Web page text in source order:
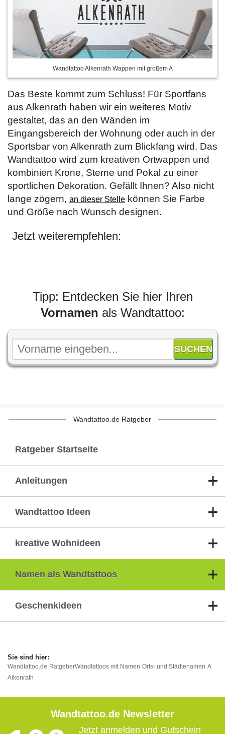
Wandtattoo Alkenrath Wappen mit großem A
Das Beste kommt zum Schluss! Für Sportfans
aus Alkenrath haben wir ein weiteres Motiv
gestaltet, das an den Wänden im
Eingangsbereich der Wohnung oder auch in der
Sportsbar von Alkenrath zum Blickfang wird. Das
Wandtattoo wird zum kreativen Ortwappen und
kombiniert Krone, Sterne und Pokal zu einer
sportlichen Dekoration. Gefällt Ihnen? Also nicht
lange zögern, an dieser Stelle können Sie Farbe
und Größe nach Wunsch designen.
Jetzt weiterempfehlen:
Tipp: Entdecken Sie hier Ihren
Vornamen als Wandtattoo:
Wandtattoo.de Ratgeber
Ratgeber Startseite
Anleitungen
Wandtattoo Ideen
kreative Wohnideen
Namen als Wandtattoos
Geschenkideen
Wandtattoo.de RatgeberWandtattoos mit Namen Orts- und Städtenamen A
Alkenrath
Wandtattoo.de Newsletter
Jetzt anmelden und Gutschein